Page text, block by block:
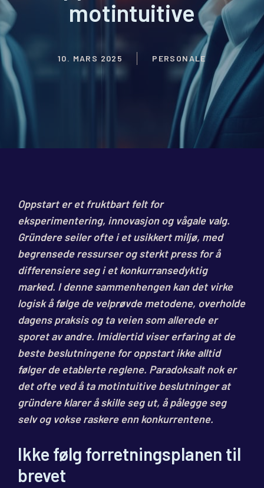
motintuitive
10. MARS 2025 PERSONALE
Oppstart er et fruktbart felt for
eksperimentering, innovasjon og vågale valg.
Gründere seiler ofte i et usikkert miljø, med
begrensede ressurser og sterkt press for å
differensiere seg i et konkurransedyktig
marked. I denne sammenhengen kan det virke
logisk å følge de velprøvde metodene, overholde
dagens praksis og ta veien som allerede er
sporet av andre. Imidlertid viser erfaring at de
beste beslutningene for oppstart ikke alltid
følger de etablerte reglene. Paradoksalt nok er
det ofte ved å ta motintuitive beslutninger at
gründere klarer å skille seg ut, å pålegge seg
selv og vokse raskere enn konkurrentene.
Ikke følg forretningsplanen til
brevet